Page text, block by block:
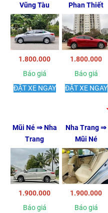
Vũng Tàu
Phan Thiết
1.800.000 1.800.000
Báo giá
Báo giá
ĐẶT XE NGAY
ĐẶT XE NGAY
Mũi Né ⇒ Nha
Trang
Nha Trang ⇒
Mũi Né
1.900.000 1.900.000
Báo giá
Báo giá